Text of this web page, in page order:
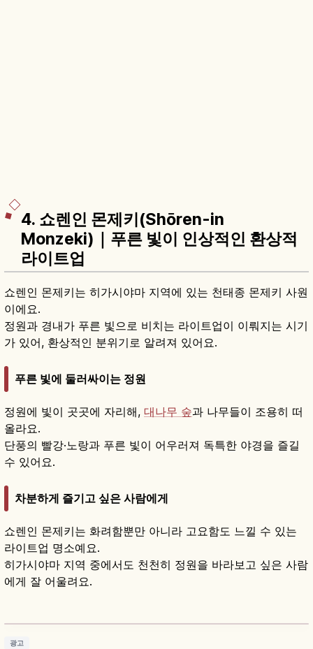
4. 쇼렌인 몬제키(Shōren-in
Monzeki)｜푸른 빛이 인상적인 환상적
라이트업
쇼렌인 몬제키는 히가시야마 지역에 있는 천태종 몬제키 사원
이에요.
정원과 경내가 푸른 빛으로 비치는 라이트업이 이뤄지는 시기
가 있어, 환상적인 분위기로 알려져 있어요.
푸른 빛에 둘러싸이는 정원
정원에 빛이 곳곳에 자리해, 대나무 숲과 나무들이 조용히 떠
올라요.
단풍의 빨강·노랑과 푸른 빛이 어우러져 독특한 야경을 즐길
수 있어요.
차분하게 즐기고 싶은 사람에게
쇼렌인 몬제키는 화려함뿐만 아니라 고요함도 느낄 수 있는
라이트업 명소예요.
히가시야마 지역 중에서도 천천히 정원을 바라보고 싶은 사람
에게 잘 어울려요.
쇼렌인｜교토 5대 몬제키 사원 정원과 800년
광고